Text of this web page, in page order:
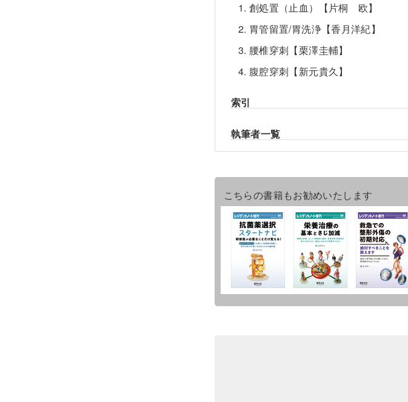
1. 創処置（止血）【片桐 欧】
2. 胃管留置/胃洗浄【香月洋紀】
3. 腰椎穿刺【栗澤圭輔】
4. 腹腔穿刺【新元貴久】
索引
執筆者一覧
こちらの書籍もお勧めいたします